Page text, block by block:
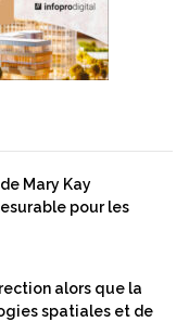
Mary Kay
pour les
alors que la
spatiales et de